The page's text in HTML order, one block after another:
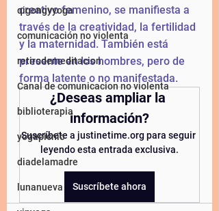
qigongyyoga
comunicación no violenta
retirodemeditacion
Canal de comunicacion no violenta
biblioterapia
yogapicnic
diadelamadre
lunanueva
creativo femenino, se manifiesta a
través de la creatividad, la fertilidad
y la maternidad. También está
presente en los hombres, pero de
forma latente o no manifestada.
¿Deseas ampliar la
información?
Suscríbete a justinetime.org para seguir
leyendo esta entrada exclusiva.
Suscríbete ahora